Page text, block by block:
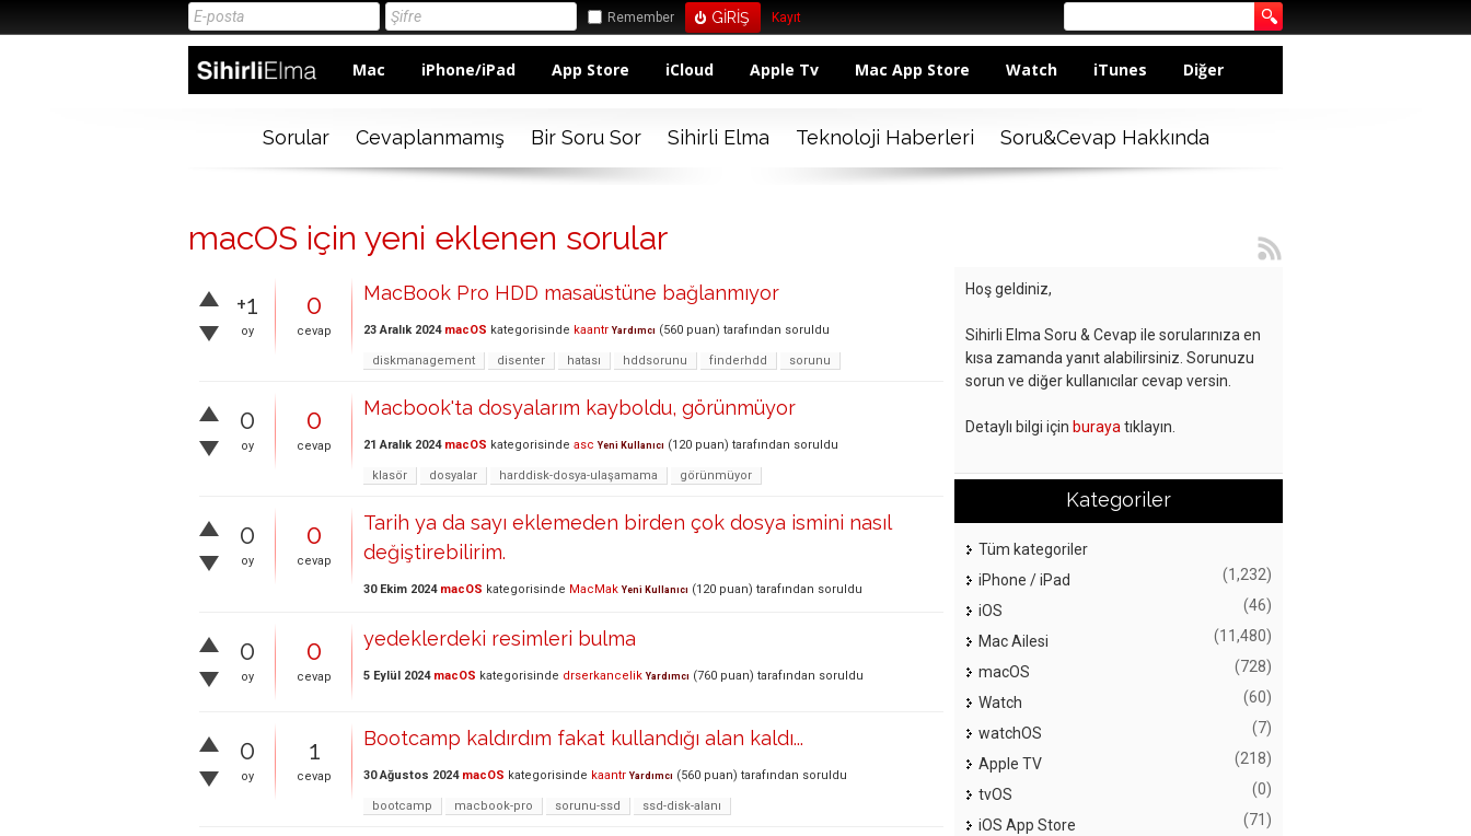
Remember Kayıt
Mac iPhone/iPad App Store iCloud Apple Tv Mac App Store Watch iTunes Diğer
Sorular Cevaplanmamış Bir Soru Sor Sihirli Elma Teknoloji Haberleri Soru&Cevap Hakkında
macOS için yeni eklenen sorular
+1
oy
0
cevap
MacBook Pro HDD masaüstüne bağlanmıyor
23 Aralık 2024 macOS kategorisinde kaantr Yardımcı (560 puan) tarafından soruldu
diskmanagement disenter hatası hddsorunu finderhdd sorunu
0
oy
0
cevap
Macbook'ta dosyalarım kayboldu, görünmüyor
21 Aralık 2024 macOS kategorisinde asc Yeni Kullanıcı (120 puan) tarafından soruldu
klasör dosyalar harddisk-dosya-ulaşamama görünmüyor
0
oy
0
cevap
Tarih ya da sayı eklemeden birden çok dosya ismini nasıl
değiştirebilirim.
30 Ekim 2024 macOS kategorisinde MacMak Yeni Kullanıcı (120 puan) tarafından soruldu
0
oy
0
cevap
yedeklerdeki resimleri bulma
5 Eylül 2024 macOS kategorisinde drserkancelik Yardımcı (760 puan) tarafından soruldu
0
oy
1
cevap
Bootcamp kaldırdım fakat kullandığı alan kaldı...
30 Ağustos 2024 macOS kategorisinde kaantr Yardımcı (560 puan) tarafından soruldu
bootcamp macbook-pro sorunu-ssd ssd-disk-alanı
Hoş geldiniz,
Sihirli Elma Soru & Cevap ile sorularınıza en
kısa zamanda yanıt alabilirsiniz. Sorunuzu
sorun ve diğer kullanıcılar cevap versin.
Detaylı bilgi için buraya tıklayın.
Kategoriler
Tüm kategoriler
iPhone / iPad
(1,232)
iOS (46)
Mac Ailesi (11,480)
macOS (728)
Watch (60)
watchOS (7)
Apple TV (218)
tvOS (0)
iOS App Store (71)